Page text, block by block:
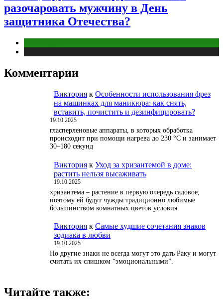
разочаровать мужчину в День
защитника Отечества?
Комментарии
Виктория к Особенности использования фрез
на машинках для маникюра: как снять,
вставить, почистить и дезинфицировать?
19.10.2025
гласперленовые аппараты, в которых обработка
происходит при помощи нагрева до 230 °С и занимает
30–180 секунд
Виктория к Уход за хризантемой в доме:
растить нельзя высаживать
19.10.2025
хризантема – растение в первую очередь садовое;
поэтому ей будут чужды традиционно любимые
большинством комнатных цветов условия
Виктория к Самые худшие сочетания знаков
зодиака в любви
19.10.2025
Но другие знаки не всегда могут это дать Раку и могут
считать их слишком “эмоциональными”.
Читайте также: